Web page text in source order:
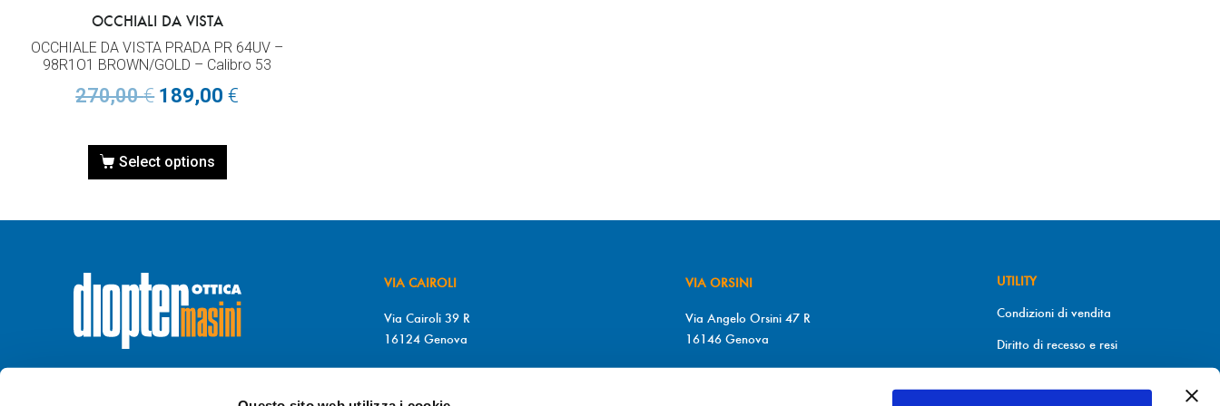
OCCHIALI DA VISTA
OCCHIALE DA VISTA PRADA PR 64UV –
98R1O1 BROWN/GOLD – Calibro 53
270,00€ 189,00€
Select options
VIA CAIROLI
Via Cairoli 39 R
16124 Genova
VIA ORSINI
Via Angelo Orsini 47 R
16146 Genova
UTILITY
Condizioni di vendita
Diritto di recesso e resi